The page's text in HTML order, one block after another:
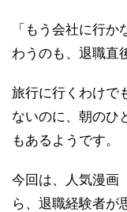
「もう会社に行
わうのも、退職直
旅行に行くわけで
ないのに、朝のひ
もあるようです。
今回は、人気漫画「
ら、退職経験者が